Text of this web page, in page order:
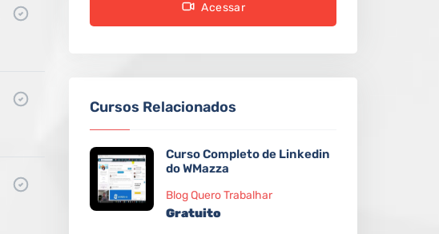
Acessar
Cursos Relacionados
Curso Completo de Linkedin
do WMazza
Blog Quero Trabalhar
Gratuito